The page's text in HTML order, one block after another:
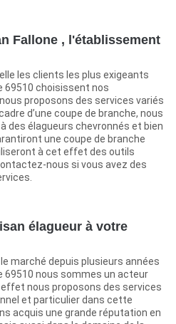
Fallone , l'établissement
les clients les plus exigeants
69510 choisissent nos
proposons des services variés
d’une coupe de branche, nous
des élagueurs chevronnés et bien
une coupe de branche
à cet effet des outils
nous si vous avez des
élagueur à votre
marché depuis plusieurs années
69510 nous sommes un acteur
nous proposons des services
et particulier dans cette
acquis une grande réputation en